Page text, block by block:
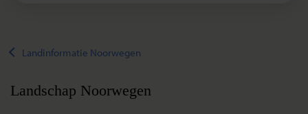
Landinformatie Noorwegen
Landschap Noorwegen